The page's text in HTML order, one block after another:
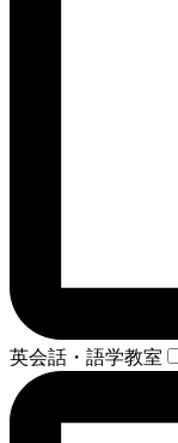
英会話・語学教室